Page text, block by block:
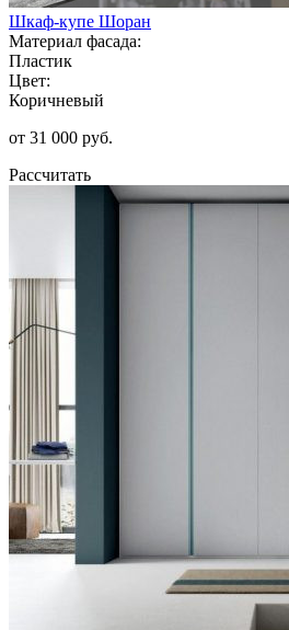
Шкаф-купе Шоран
Материал фасада:
Пластик
Цвет:
Коричневый
от 31 000 руб.
Рассчитать